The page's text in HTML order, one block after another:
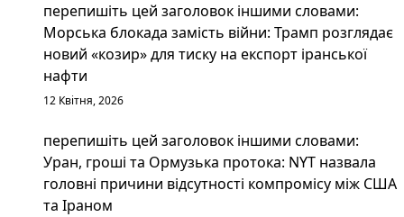
перепишіть цей заголовок іншими словами:
Морська блокада замість війни: Трамп розглядає
новий «козир» для тиску на експорт іранської
нафти
12 Квітня, 2026
перепишіть цей заголовок іншими словами:
Уран, гроші та Ормузька протока: NYT назвала
головні причини відсутності компромісу між США
та Іраном